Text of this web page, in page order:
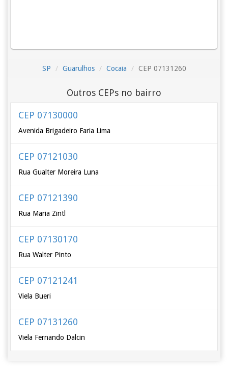
SP Guarulhos Cocaia CEP 07131260
Outros CEPs no bairro
CEP 07130000
Avenida Brigadeiro Faria Lima
CEP 07121030
Rua Gualter Moreira Luna
CEP 07121390
Rua Maria Zintl
CEP 07130170
Rua Walter Pinto
CEP 07121241
Viela Bueri
CEP 07131260
Viela Fernando Dalcin